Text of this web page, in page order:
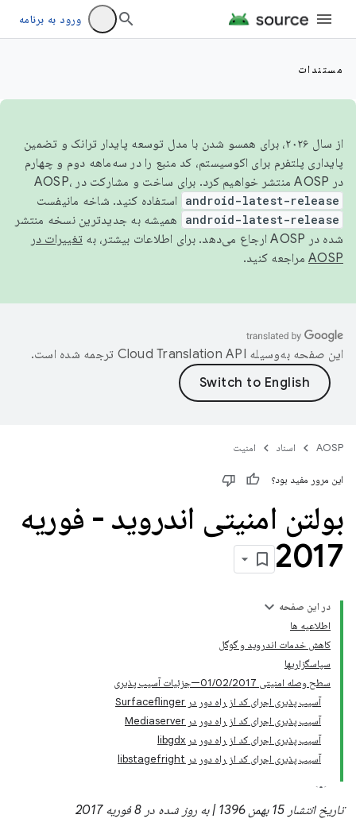
ورود به برنامه
مستندات
از سال ۲۰۲۶، برای همسو شدن با مدل توسعه پایدار ترانک و تضمین
پایداری پلتفرم برای اکوسیستم، کد منبع را در سه‌ماهه دوم و چهارم
در AOSP منتشر خواهیم کرد. برای ساخت و مشارکت در AOSP،
android-latest-release استفاده کنید. شاخه مانیفست
android-latest-release
همیشه به جدیدترین نسخه منتشر
شده در AOSP ارجاع می‌دهد. برای اطلاعات بیشتر، به
تغییرات در
AOSP مراجعه کنید.
این صفحه به‌وسیله ترجمه شده است.
AOSP اسناد امنیت
این مرور مفید بود؟
بولتن امنیتی اندروید - فوریه
2017
در این صفحه
اطلاعیه ها
کاهش خدمات اندروید و گوگل
سپاسگزاریها
سطح وصله امنیتی 01/02/2017—جزئیات آسیب پذیری
آسیب پذیری اجرای کد از راه دور در Surfaceflinger
آسیب پذیری اجرای کد از راه دور در Mediaserver
آسیب پذیری اجرای کد از راه دور در libgdx
آسیب پذیری اجرای کد از راه دور در libstagefright
تاریخ انتشار 15 بهمن 1396 | به روز شده در 8 فوریه 2017